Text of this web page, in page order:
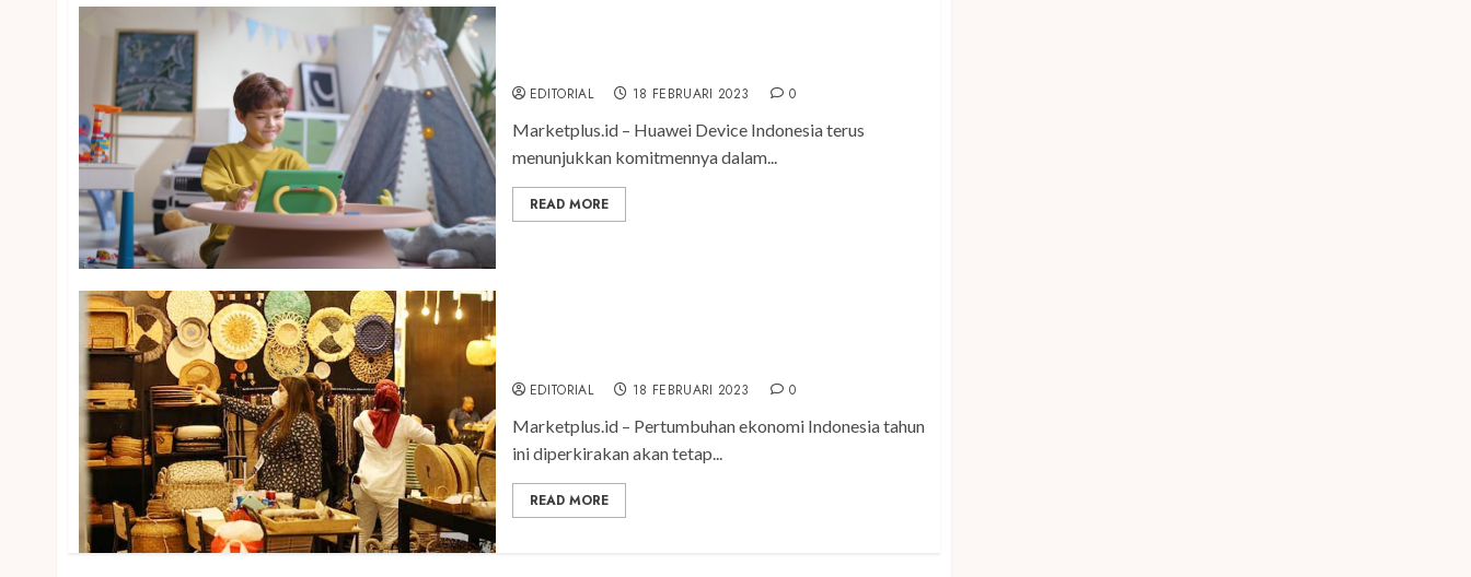
EDITORIAL 18 FEBRUARI 2023 0
Marketplus.id – Huawei Device Indonesia terus
menunjukkan komitmennya dalam...
READ MORE
EDITORIAL 18 FEBRUARI 2023 0
Marketplus.id – Pertumbuhan ekonomi Indonesia tahun
ini diperkirakan akan tetap...
READ MORE